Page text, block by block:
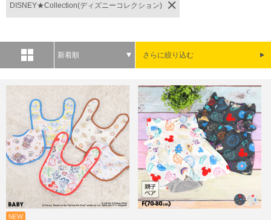
DISNEY★Collection(ディズニーコレクション)
新着順 さらに絞り込む